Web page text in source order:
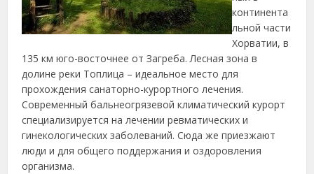
континента
льной части
Хорватии, в
135 км юго-восточнее от Загреба. Лесная зона в
долине реки Топлица – идеальное место для
прохождения санаторно-курортного лечения.
Современный бальнеогрязевой климатический курорт
специализируется на лечении ревматических и
гинекологических заболеваний. Сюда же приезжают
люди и для общего поддержания и оздоровления
организма.